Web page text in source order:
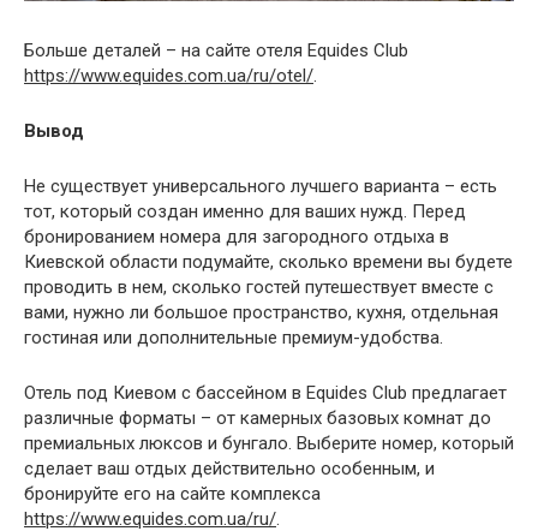
Больше деталей – на сайте отеля Equides Club
https://www.equides.com.ua/ru/otel/.
Вывод
Не существует универсального лучшего варианта – есть
тот, который создан именно для ваших нужд. Перед
бронированием номера для загородного отдыха в
Киевской области подумайте, сколько времени вы будете
проводить в нем, сколько гостей путешествует вместе с
вами, нужно ли большое пространство, кухня, отдельная
гостиная или дополнительные премиум-удобства.
Отель под Киевом с бассейном в Equides Club предлагает
различные форматы – от камерных базовых комнат до
премиальных люксов и бунгало. Выберите номер, который
сделает ваш отдых действительно особенным, и
бронируйте его на сайте комплекса
https://www.equides.com.ua/ru/.